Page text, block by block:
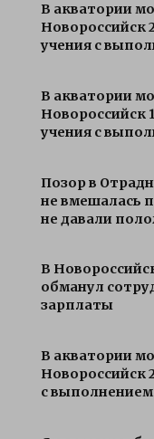
В акватории
Новороссийск
учения с
В акватории
Новороссийск
учения с
Позор в
не вмешалась
не давали
В
обманул
зарплаты
В акватории
Новороссийск
с выполнением